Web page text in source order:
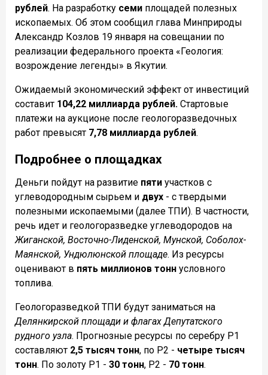
рублей. На разработку семи площадей полезных
ископаемых. Об этом сообщил глава Минприроды
Александр Козлов 19 января на совещании по
реализации федерального проекта «Геология:
возрождение легенды» в Якутии.
Ожидаемый экономический эффект от инвестиций
составит 104,22 миллиарда рублей. Стартовые
платежи на аукционе после геологоразведочных
работ превысят 7,78 миллиарда рублей.
Подробнее о площадках
Деньги пойдут на развитие пяти участков с
углеводородным сырьем и двух - с твердыми
полезными ископаемыми (далее ТПИ). В частности,
речь идет и геологоразведке углеводородов на
Жиганской, Восточно-Лиденской, Мунской, Соболох-
Маянской, Ундюлюнской площаде. Из ресурсы
оценивают в пять миллионов тонн условного
топлива.
Геологоразведкой ТПИ будут заниматься на
Делянкирской площади и флагах Депутатского
рудного узла. Прогнозные ресурсы по серебру Р1
составляют 2,5 тысяч тонн, по Р2 - четыре тысяч
тонн. По золоту Р1 - 30 тонн, Р2 - 70 тонн.